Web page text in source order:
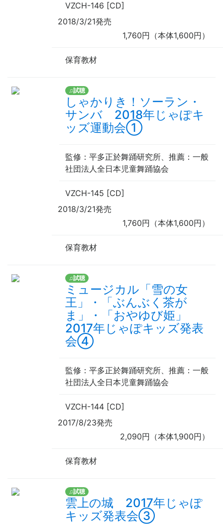
VZCH-146 [CD]
2018/3/21発売
1,760円（本体1,600円）
保育教材
♫試聴
しゃかりき！ソーラン・
サンバ 2018年じゃぽキ
ッズ運動会①
監修 ：平多正於舞踊研究所、 推薦 ：一般
社団法人全日本児童舞踊協会
VZCH-145 [CD]
2018/3/21発売
1,760円（本体1,600円）
保育教材
♫試聴
ミュージカル「雪の女
王」・「ぶんぶく茶が
ま」・「おやゆび姫」
2017年じゃぽキッズ発表
会④
監修 ：平多正於舞踊研究所、 推薦 ：一般
社団法人全日本児童舞踊協会
VZCH-144 [CD]
2017/8/23発売
2,090円（本体1,900円）
保育教材
♫試聴
雲上の城 2017年じゃぽ
キッズ発表会③